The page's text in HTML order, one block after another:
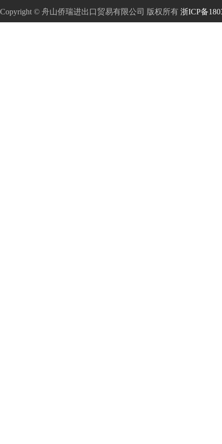
Copyright © 舟山侨瑞进出口贸易有限公司 版权所有 浙ICP备